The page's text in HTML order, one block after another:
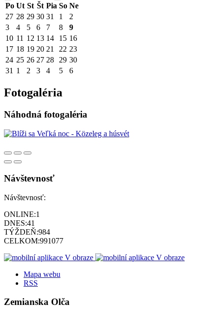
Po Ut St Št Pia So Ne
27 28 29 30 31 1
2
3
4 5 6 7 8
9
10 11 12 13 14 15 16
17 18 19 20 21 22 23
24 25 26 27 28 29 30
31 1 2 3 4 5 6
Fotogaléria
Náhodná fotogaléria
Návštevnosť
Návštevnosť:
ONLINE:1
DNES:41
TÝŽDEŇ:984
CELKOM:991077
Mapa webu
RSS
Zemianska Olča